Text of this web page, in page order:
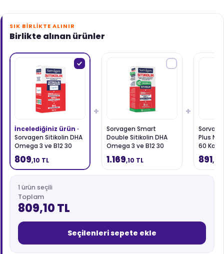
SIK BIRLIKTE ALINIR
Birlikte alınan ürünler
İncelediğiniz ürün ·
Sorvagen Sitikolin DHA
Omega 3 ve B12 30
Kapsül
809,10 TL
+
Sorvagen Smart
Double Sitikolin DHA
Omega 3 ve B12 30
Kapsül
1.169,10 TL
+
Plus
60
891,00
1 ürün seçili
Toplam
809,10 TL
Seçilenleri sepete ekle